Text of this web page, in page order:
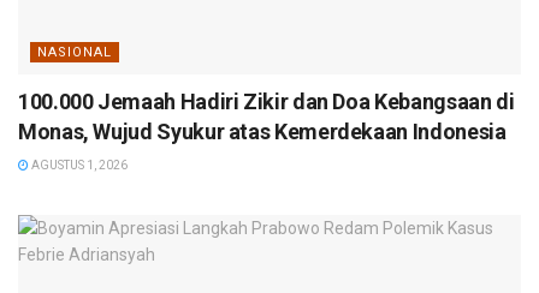
NASIONAL
100.000 Jemaah Hadiri Zikir dan Doa Kebangsaan di
Monas, Wujud Syukur atas Kemerdekaan Indonesia
AGUSTUS 1, 2026